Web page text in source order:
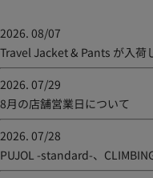
2026. 08/07
Travel Jacket & Pants が入荷
2026. 07/29
8月の店舗営業日について
2026. 07/28
PUJOL -standard-、